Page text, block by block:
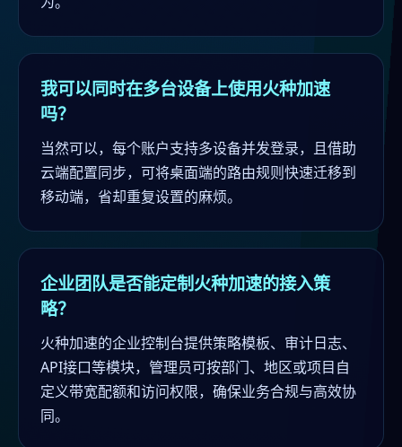
我可以同时在多台设备上使用火种加速
吗？
当然可以，每个账户支持多设备并发登录，且借助
云端配置同步，可将桌面端的路由规则快速迁移到
移动端，省却重复设置的麻烦。
企业团队是否能定制火种加速的接入策
略？
火种加速的企业控制台提供策略模板、审计日志、
API接口等模块，管理员可按部门、地区或项目自
定义带宽配额和访问权限，确保业务合规与高效协
同。